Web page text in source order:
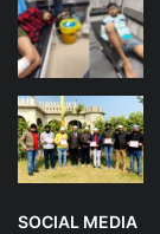
SOCIAL MEDIA